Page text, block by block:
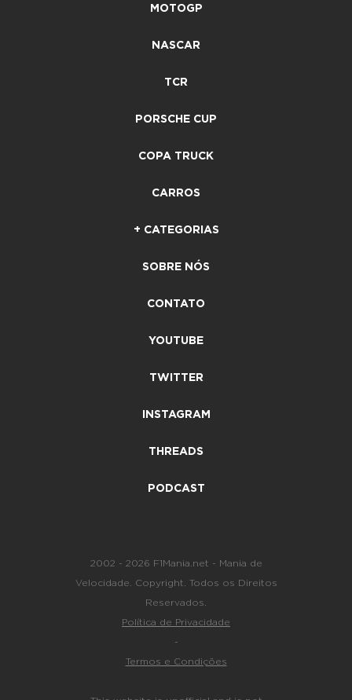
MOTOGP
NASCAR
TCR
PORSCHE CUP
COPA TRUCK
CARROS
+ CATEGORIAS
SOBRE NÓS
CONTATO
YOUTUBE
TWITTER
INSTAGRAM
THREADS
PODCAST
2002 - 2026 F1Mania.net - Mania de
Velocidade. Copyright. Todos os Direitos
Reservados.
Política de Privacidade
-
Termos e Condições